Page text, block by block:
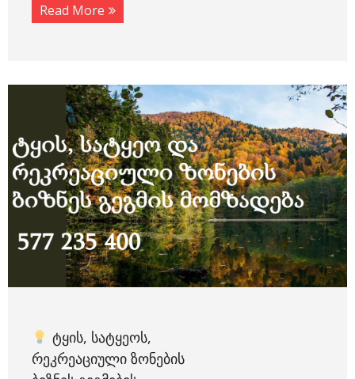
Read More
ᲢᲧᲘᲡ, ᲡᲐᲢᲧᲔᲝᲡ,
ᲠᲔᲙᲠᲔᲐᲪᲘᲣᲚᲘ ᲖᲝᲜᲔᲑᲘᲡ